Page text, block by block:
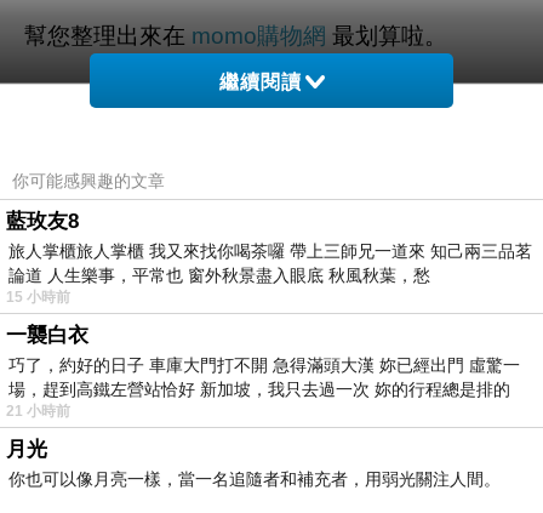
幫您整理出來在 momo購物網 最划算啦。
有需要的網友們可以點擊下面按鈕即可獲得最新
=>點此取得優惠<=
繼續閱讀
你可能感興趣的文章
藍玫友8
旅人掌櫃旅人掌櫃 我又來找你喝茶囉 帶上三師兄一道來 知己兩三品茗
論道 人生樂事，平常也 窗外秋景盡入眼底 秋風秋葉，愁
15 小時前
一襲白衣
巧了，約好的日子 車庫大門打不開 急得滿頭大漢 妳已經出門 虛驚一
場，趕到高鐵左營站恰好 新加坡，我只去過一次 妳的行程總是排的
21 小時前
月光
你也可以像月亮一樣，當一名追隨者和補充者，用弱光關注人間。